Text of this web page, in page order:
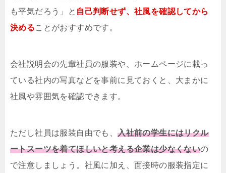
も平気だろう」と 自己判断せず、社風を確認してから
決めることがおすすめです。
会社説明会の先輩社員の服装や、ホームページに載っ
ている社内の写真などを事前に見ておくと、大まかに
社風や雰囲気を確認できます。
ただし社員は服装自由でも、入社前の学生にはリクル
ートスーツを着てほしいと考える企業は少なくないの
で注意しましょう。社風に加え、面接時の服装指定に